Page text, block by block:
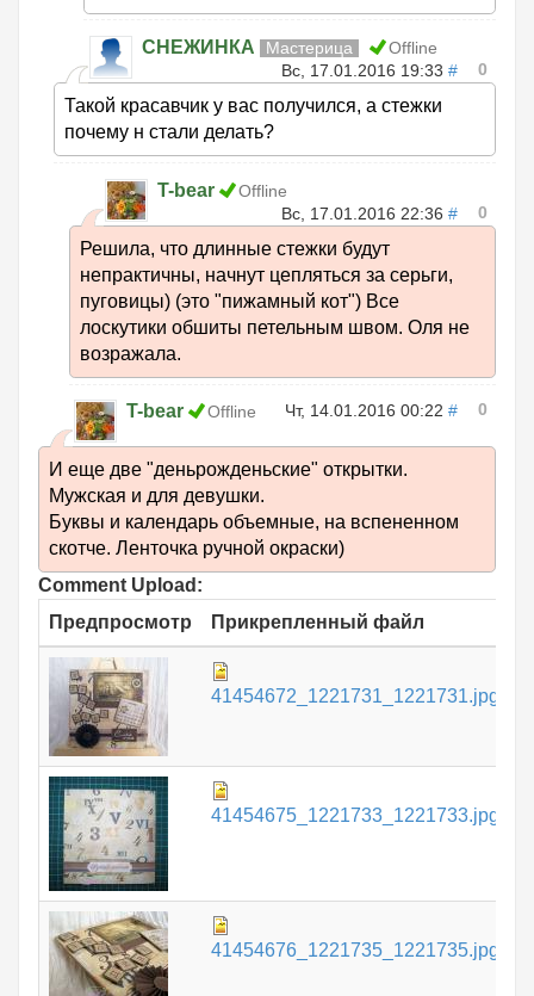
СНЕЖИНКА Мастерица
Offline
Вс, 17.01.2016 19:33 # 0
Такой красавчик у вас получился, а стежки
почему н стали делать?
T-bear
Offline
Вс, 17.01.2016 22:36 # 0
Решила, что длинные стежки будут
непрактичны, начнут цепляться за серьги,
пуговицы) (это "пижамный кот") Все
лоскутики обшиты петельным швом. Оля не
возражала.
T-bear Offline Чт, 14.01.2016 00:22 # 0
И еще две "деньрожденьские" открытки.
Мужская и для девушки.
Буквы и календарь объемные, на вспененном
скотче. Ленточка ручной окраски)
Comment Upload:
Предпросмотр
Прикрепленный файл
41454672_1221731_1221731.jpg
41454675_1221733_1221733.jpg
41454676_1221735_1221735.jpg